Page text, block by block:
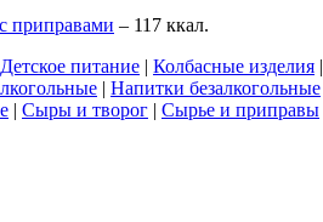
приправами – 117 ккал.
Детское питание | Колбасные изделия |
| Напитки безалкогольные
| Сыры и творог | Сырье и приправы